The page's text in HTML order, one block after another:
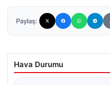
Paylaş:
Hava Durumu